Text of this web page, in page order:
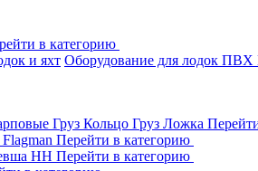
в категорию
и яхт Оборудование для лодок ПВХ
Груз Кольцо Груз Ложка
Flagman Перейти в категорию
НН Перейти в категорию